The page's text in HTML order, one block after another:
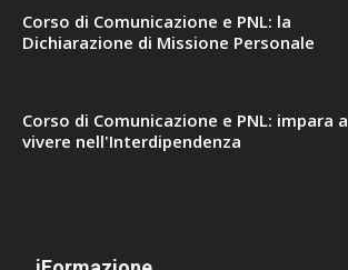
Corso di Comunicazione e PNL: la
Dichiarazione di Missione Personale
Corso di Comunicazione e PNL: impara a
vivere nell'Interdipendenza